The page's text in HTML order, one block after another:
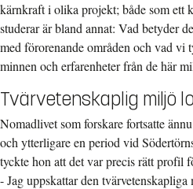
kärnkraft i olika projekt; både som ett
studerar är bland annat: Vad betyder
med förorenande områden och vad vi
minnen och erfarenheter från de här
Tvärvetenskaplig miljö
Nomadlivet som forskare fortsatte
och ytterligare en period vid
tyckte hon att det var precis rätt profil
- Jag uppskattar den